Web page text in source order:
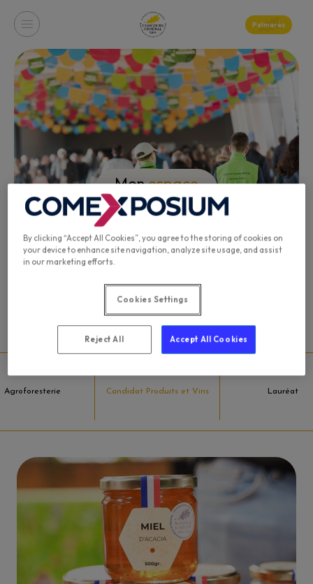
Palmarès
Monespace
Juré, Candidat, Lauréat… Connectez-vous à votre
espace !
tous vos documents :
Agroforesterie Candidat Produits et Vins Lauréat
By clicking “Accept All Cookies”, you agree to the storing of cookies on
your device to enhance site navigation, analyze site usage, and assist
in our marketing efforts.
Cookies Settings
Reject All Accept All Cookies